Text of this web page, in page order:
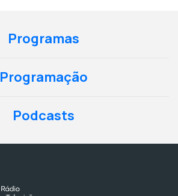
Programas
Programação
Podcasts